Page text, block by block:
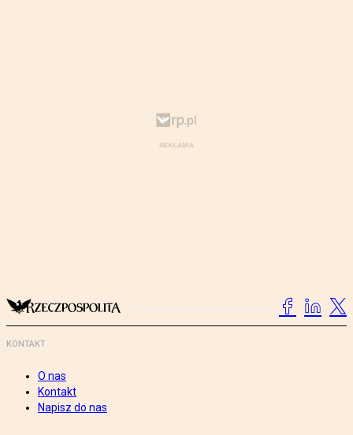
KONTAKT
O nas
Kontakt
Napisz do nas